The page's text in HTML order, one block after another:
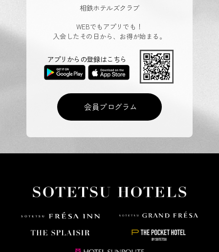
相鉄ホテルズクラブ
WEBでもアプリでも！
入会したその日から、お得が始まる。
会員プログラム
アプリからの登録はこちら